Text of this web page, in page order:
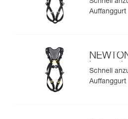
Auffanggurt
Schnell
Auffanggurt